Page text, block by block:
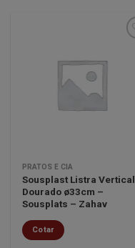
PRATOS E CIA
Sousplast Listra Vertical
Dourado ø33cm –
Sousplats – Zahav
Cotar